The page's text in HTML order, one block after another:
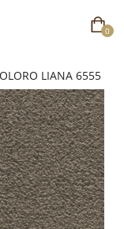
0
LIANA 6555